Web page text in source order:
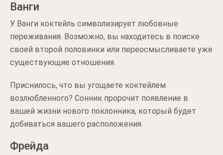
Ванги
У Ванги коктейль символизирует любовные
переживания. Возможно, вы находитесь в поиске
своей второй половинки или переосмысливаете уже
существующие отношения.
Приснилось, что вы угощаете коктейлем
возлюбленного? Сонник пророчит появление в
вашей жизни нового поклонника, который будет
добиваться вашего расположения.
Фрейда